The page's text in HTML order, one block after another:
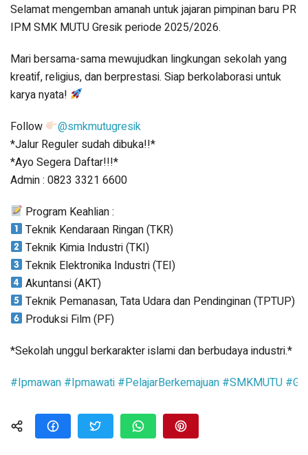
Selamat mengemban amanah untuk jajaran pimpinan baru PR
IPM SMK MUTU Gresik periode 2025/2026.
Mari bersama-sama mewujudkan lingkungan sekolah yang
kreatif, religius, dan berprestasi. Siap berkolaborasi untuk
karya nyata!
Follow
@smkmutugresik
*Jalur Reguler sudah dibuka!!*
*Ayo Segera Daftar!!!*
Admin : 0823 3321 6600
Program Keahlian :
Teknik Kendaraan Ringan (TKR)
Teknik Kimia Industri (TKI)
Teknik Elektronika Industri (TEI)
Akuntansi (AKT)
Teknik Pemanasan, Tata Udara dan Pendinginan (TPTUP)
Produksi Film (PF)
*Sekolah unggul berkarakter islami dan berbudaya industri.*
#Ipmawan #Ipmawati #PelajarBerkemajuan #SMKMUTU